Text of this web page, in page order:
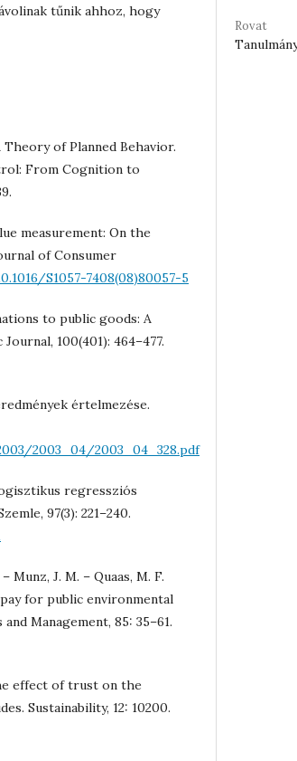
tűnik ahhoz, hogy
of Planned Behavior.
From Cognition to
measurement: On the
of Consumer
S1057-7408(08)80057-5
to public goods: A
100(401): 464–477.
értelmezése.
2003_04/2003_04_328.pdf
regressziós
97(3): 221–240.
Munz, J. M. – Quaas, M. F.
for public environmental
Management, 85: 35–61.
effect of trust on the
Sustainability, 12: 10200.
Rovat